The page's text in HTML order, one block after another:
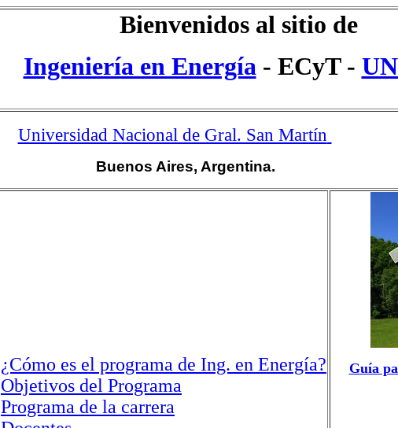
Bienvenidos al sitio de
Ingeniería en Energía - ECyT -
Universidad Nacional de Gral. San Martín
Buenos Aires, Argentina.
¿Cómo es el programa de Ing. en Energía?
Objetivos del Programa
Programa de la carrera
Guía